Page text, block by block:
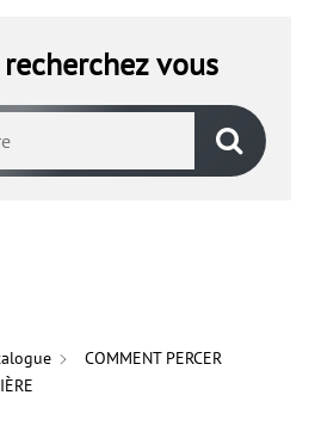
vous
COMMENT PERCER